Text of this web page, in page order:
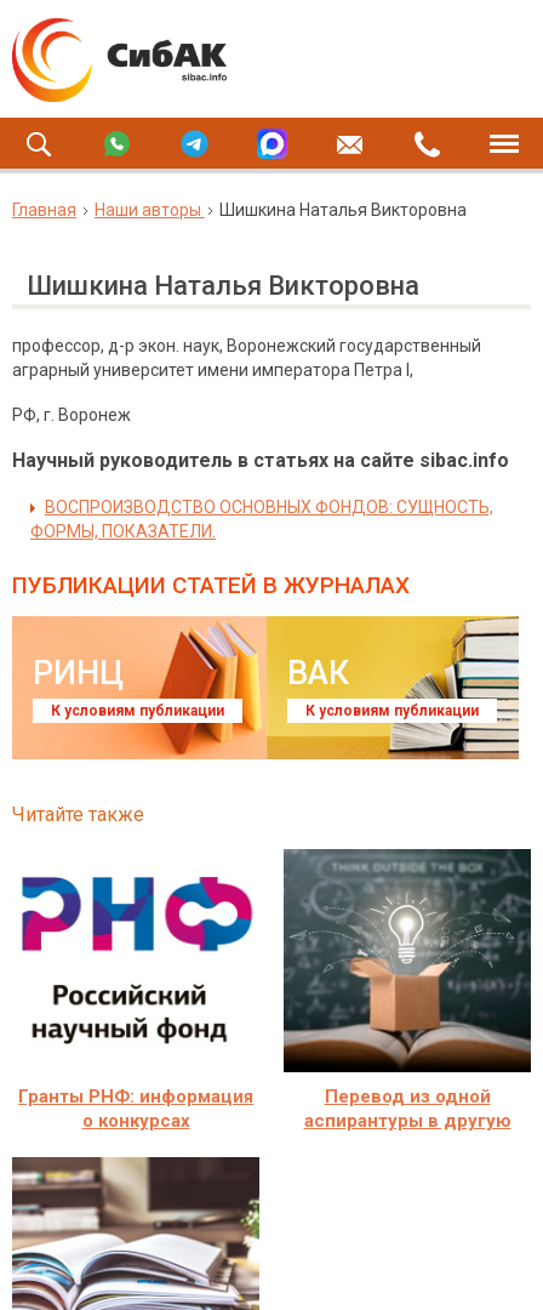
Главная Наши авторы Шишкина Наталья Викторовна
Шишкина Наталья Викторовна
профессор, д-р экон. наук, Воронежский государственный
аграрный университет имени императора Петра I,
РФ, г. Воронеж
Научный руководитель в статьях на сайте sibac.info
ВОСПРОИЗВОДСТВО ОСНОВНЫХ ФОНДОВ: СУЩНОСТЬ,
ФОРМЫ, ПОКАЗАТЕЛИ.
ПУБЛИКАЦИИ СТАТЕЙ В ЖУРНАЛАХ
РИНЦ
К условиям публикации
ВАК
К условиям публикации
Читайте также
Гранты РНФ: информация
о конкурсах
Перевод из одной
аспирантуры в другую